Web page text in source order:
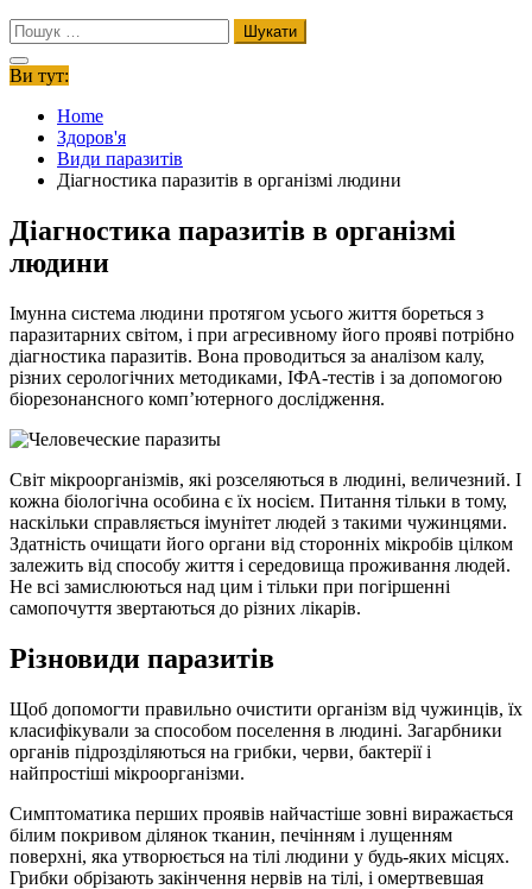
Пошук:
Ви тут:
Home
Здоров'я
Види паразитів
Діагностика паразитів в організмі людини
Діагностика паразитів в організмі
людини
Імунна система людини протягом усього життя бореться з
паразитарних світом, і при агресивному його прояві потрібно
діагностика паразитів. Вона проводиться за аналізом калу,
різних серологічних методиками, ІФА-тестів і за допомогою
біорезонансного комп’ютерного дослідження.
Світ мікроорганізмів, які розселяються в людині, величезний. І
кожна біологічна особина є їх носієм. Питання тільки в тому,
наскільки справляється імунітет людей з такими чужинцями.
Здатність очищати його органи від сторонніх мікробів цілком
залежить від способу життя і середовища проживання людей.
Не всі замислюються над цим і тільки при погіршенні
самопочуття звертаються до різних лікарів.
Різновиди паразитів
Щоб допомогти правильно очистити організм від чужинців, їх
класифікували за способом поселення в людині. Загарбники
органів підрозділяються на грибки, черви, бактерії і
найпростіші мікроорганізми.
Симптоматика перших проявів найчастіше зовні виражається
білим покривом ділянок тканин, печінням і лущенням
поверхні, яка утворюється на тілі людини у будь-яких місцях.
Грибки обрізають закінчення нервів на тілі, і омертвевшая